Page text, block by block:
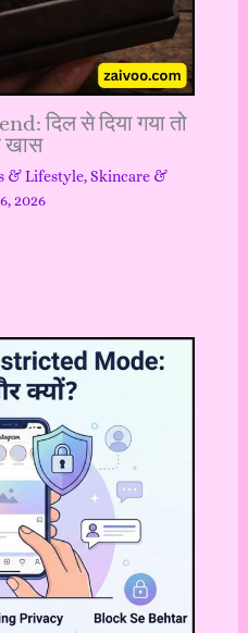
दिल से दिया गया तो
खास
& Lifestyle,Skincare &
2026